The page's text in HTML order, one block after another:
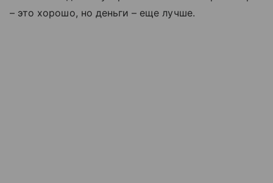
– это хорошо, но деньги – еще лучше.